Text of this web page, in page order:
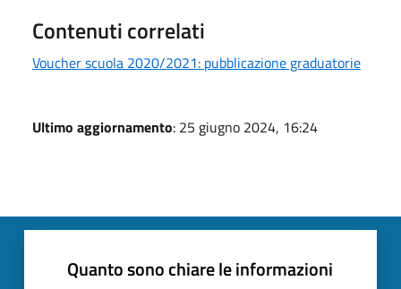
Contenuti correlati
Voucher scuola 2020/2021: pubblicazione graduatorie
Ultimo aggiornamento: 25 giugno 2024, 16:24
Quanto sono chiare le informazioni